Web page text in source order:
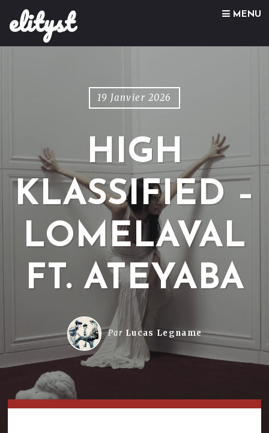
elityst MENU
Skip to content
19 Janvier 2026
HIGH
KLASSIFIED –
LOMELAVAL
FT. ATEYABA
Par Lucas Legname